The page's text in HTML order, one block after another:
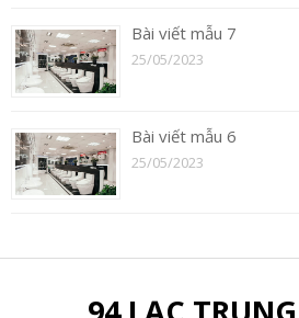
Bài viết mẫu 7
25/05/2023
Bài viết mẫu 6
25/05/2023